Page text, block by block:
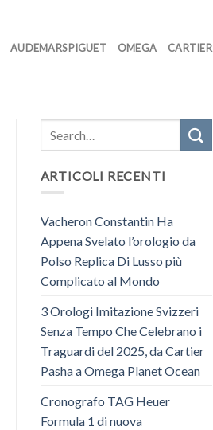
AUDEMARS PIGUET OMEGA CARTIER
ARTICOLI RECENTI
Vacheron Constantin Ha
Appena Svelato l’orologio da
Polso Replica Di Lusso più
Complicato al Mondo
3 Orologi Imitazione Svizzeri
Senza Tempo Che Celebrano i
Traguardi del 2025, da Cartier
Pasha a Omega Planet Ocean
Cronografo TAG Heuer
Formula 1 di nuova